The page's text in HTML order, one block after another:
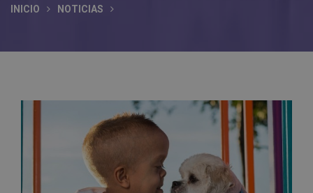
INICIO NOTICIAS